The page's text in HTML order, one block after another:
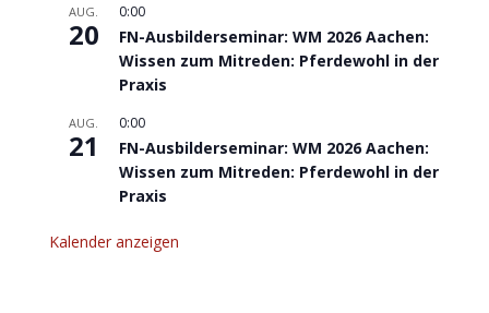
AUG.
20
0:00
FN-Ausbilderseminar: WM 2026 Aachen:
Wissen zum Mitreden: Pferdewohl in der
Praxis
AUG.
21
0:00
FN-Ausbilderseminar: WM 2026 Aachen:
Wissen zum Mitreden: Pferdewohl in der
Praxis
Kalender anzeigen